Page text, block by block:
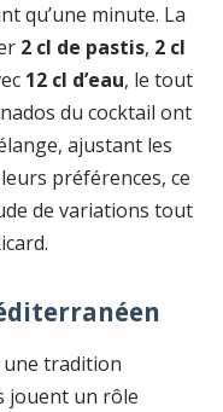
qu’une minute. La
2 cl de pastis, 2 cl
12 cl d’eau, le tout
du cocktail ont
ajustant les
préférences, ce
de variations tout
une tradition
jouent un rôle